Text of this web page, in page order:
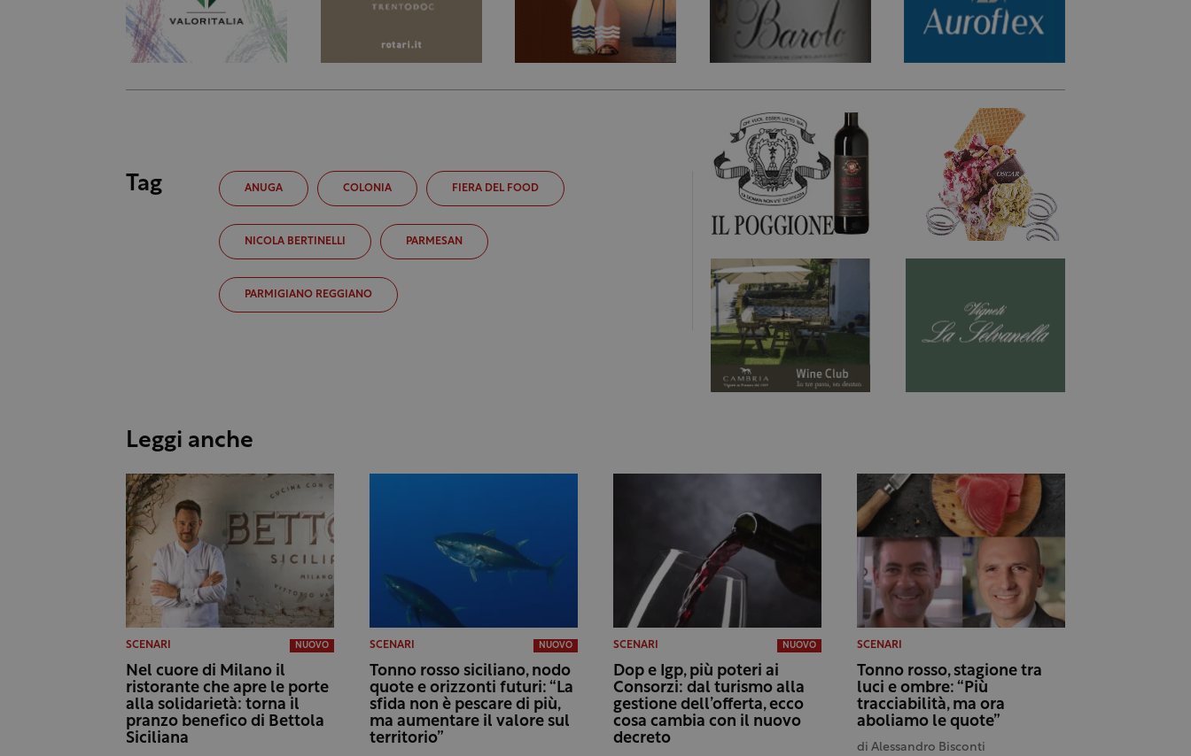
Tag ANUGA COLONIA FIERA DEL FOOD
NICOLA BERTINELLI PARMESAN
PARMIGIANO REGGIANO
Leggi anche
SCENARI NUOVO
Nel cuore di Milano il
ristorante che apre le porte
alla solidarietà: torna il
pranzo benefico di Bettola
Siciliana
SCENARI NUOVO
Tonno rosso siciliano, nodo
quote e orizzonti futuri: “La
sfida non è pescare di più,
ma aumentare il valore sul
territorio”
SCENARI NUOVO
Dop e Igp, più poteri ai
Consorzi: dal turismo alla
gestione dell’offerta, ecco
cosa cambia con il nuovo
decreto
SCENARI
Tonno rosso, stagione tra
luci e ombre: “Più
tracciabilità, ma ora
aboliamo le quote”
di Alessandro Bisconti